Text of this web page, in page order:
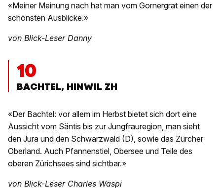
«Meiner Meinung nach hat man vom Gornergrat einen der
schönsten Ausblicke.»
von Blick-Leser Danny
10
BACHTEL, HINWIL ZH
«Der Bachtel: vor allem im Herbst bietet sich dort eine
Aussicht vom Säntis bis zur Jungfrauregion, man sieht
den Jura und den Schwarzwald (D), sowie das Zürcher
Oberland. Auch Pfannenstiel, Obersee und Teile des
oberen Zürichsees sind sichtbar.»
von Blick-Leser Charles Wäspi